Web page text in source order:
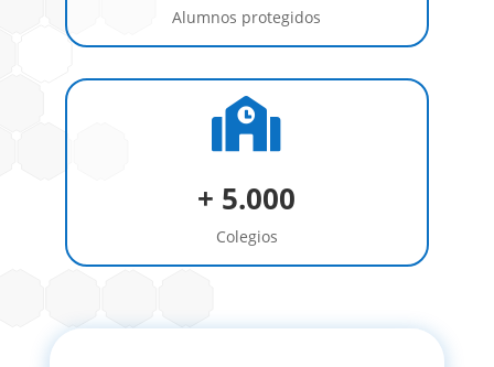
Alumnos protegidos

+ 5.000
Colegios